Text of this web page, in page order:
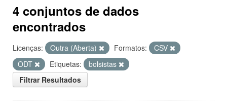
4 conjuntos de dados
encontrados
Licenças: Outra (Aberta) Formatos:
CSV
ODT
Etiquetas:
bolsistas
Filtrar Resultados